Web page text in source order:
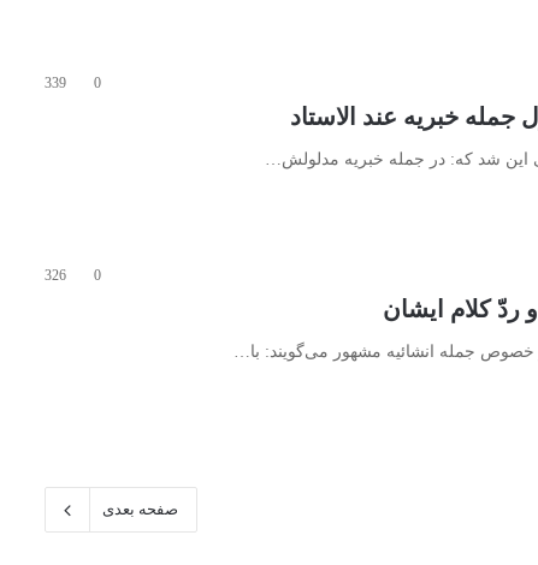
0
339
این شد که: در جمله خبریه مدلولش…
0
326
خصوص جمله انشائیه مشهور می‌گویند: با…
صفحه بعدی